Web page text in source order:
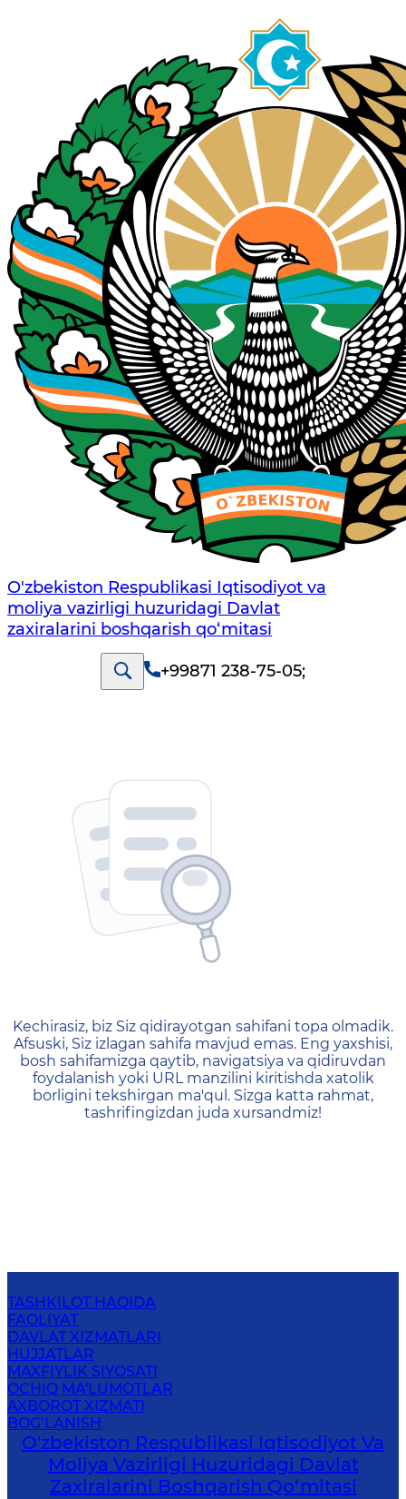
O'zbekiston Respublikasi Iqtisodiyot va
moliya vazirligi huzuridаgi Dаvlаt
zаxirаlаrini boshqаrish qo‘mitаsi
+99871 238-75-05;
404 — Страница не
Kechirasiz, biz Siz qidirayotgan sahifani topa olmadik.
Afsuski, Siz izlagan sahifa mavjud emas. Eng yaxshisi,
bosh sahifamizga qaytib, navigatsiya va qidiruvdan
foydalanish yoki URL manzilini kiritishda xatolik
borligini tekshirgan ma'qul. Sizga katta rahmat,
tashrifingizdan juda xursandmiz!
TASHKILOT HAQIDA
FAOLIYAT
DAVLAT XIZMATLARI
HUJJATLAR
MAXFIYLIK SIYOSATI
OCHIQ MA'LUMOTLAR
AXBOROT XIZMATI
BOG‘LANISH
O'zbekiston Respublikasi Iqtisodiyot Va
Moliya Vazirligi Huzuridаgi Dаvlаt
Zаxirаlаrini Boshqаrish Qo‘mitаsi